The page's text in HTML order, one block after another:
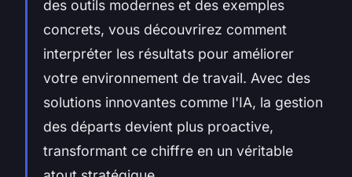
des outils modernes et des exemples
concrets, vous découvrirez comment
interpréter les résultats pour améliorer
votre environnement de travail. Avec des
solutions innovantes comme l'IA, la gestion
des départs devient plus proactive,
transformant ce chiffre en un véritable